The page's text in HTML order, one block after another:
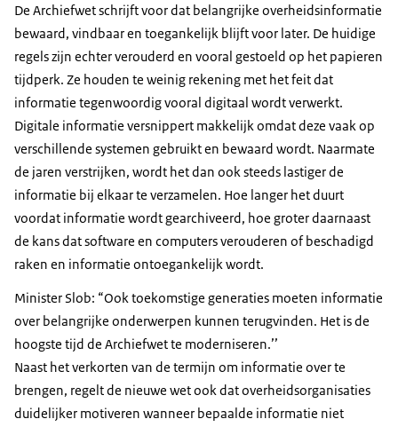
De Archiefwet schrijft voor dat belangrijke overheidsinformatie
bewaard, vindbaar en toegankelijk blijft voor later. De huidige
regels zijn echter verouderd en vooral gestoeld op het papieren
tijdperk. Ze houden te weinig rekening met het feit dat
informatie tegenwoordig vooral digitaal wordt verwerkt.
Digitale informatie versnippert makkelijk omdat deze vaak op
verschillende systemen gebruikt en bewaard wordt. Naarmate
de jaren verstrijken, wordt het dan ook steeds lastiger de
informatie bij elkaar te verzamelen. Hoe langer het duurt
voordat informatie wordt gearchiveerd, hoe groter daarnaast
de kans dat software en computers verouderen of beschadigd
raken en informatie ontoegankelijk wordt.
Minister Slob: “Ook toekomstige generaties moeten informatie
over belangrijke onderwerpen kunnen terugvinden. Het is de
hoogste tijd de Archiefwet te moderniseren.’’
Naast het verkorten van de termijn om informatie over te
brengen, regelt de nieuwe wet ook dat overheidsorganisaties
duidelijker motiveren wanneer bepaalde informatie niet